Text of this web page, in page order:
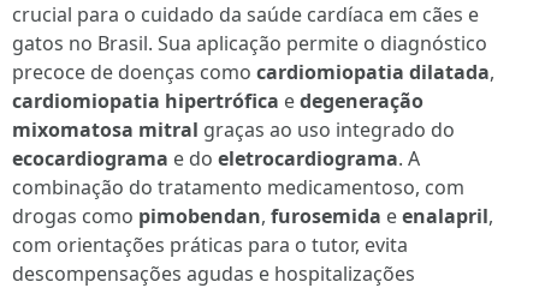
crucial para o cuidado da saúde cardíaca em cães e
gatos no Brasil. Sua aplicação permite o diagnóstico
precoce de doenças como cardiomiopatia dilatada,
cardiomiopatia hipertrófica edegeneração
mixomatosa mitral graças ao uso integrado do
ecocardiograma e do eletrocardiograma. A
combinação do tratamento medicamentoso, com
drogas como pimobendan, furosemida eenalapril,
com orientações práticas para o tutor, evita
descompensações agudas e hospitalizações